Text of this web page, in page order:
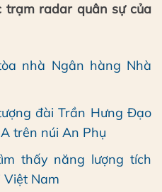
trạm radar quân sự của
nhà Ngân hàng Nhà
đài Trần Hưng Đạo
trên núi An Phụ
thấy năng lượng tích
Việt Nam